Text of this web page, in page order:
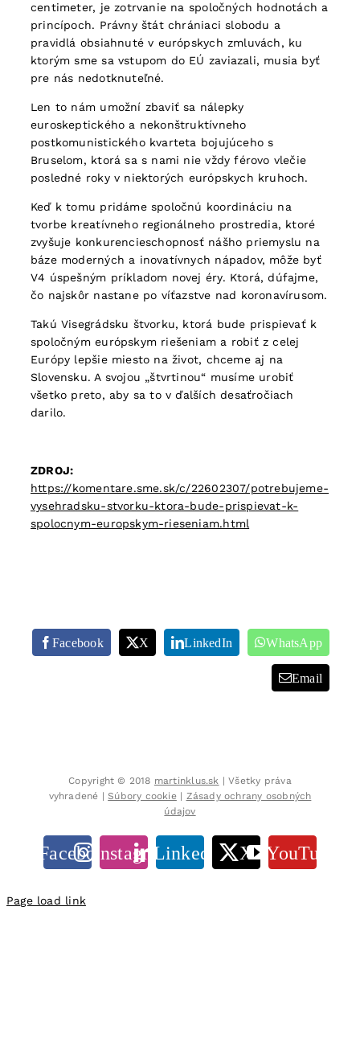
centimeter, je zotrvanie na spoločných hodnotách a
princípoch. Právny štát chrániaci slobodu a
pravidlá obsiahnuté v európskych zmluvách, ku
ktorým sme sa vstupom do EÚ zaviazali, musia byť
pre nás nedotknuteľné.
Len to nám umožní zbaviť sa nálepky
euroskeptického a nekonštruktívneho
postkomunistického kvarteta bojujúceho s
Bruselom, ktorá sa s nami nie vždy férovo vlečie
posledné roky v niektorých európskych kruhoch.
Keď k tomu pridáme spoločnú koordináciu na
tvorbe kreatívneho regionálneho prostredia, ktoré
zvyšuje konkurencieschopnosť nášho priemyslu na
báze moderných a inovatívnych nápadov, môže byť
V4 úspešným príkladom novej éry. Ktorá, dúfajme,
čo najskôr nastane po víťazstve nad koronavírusom.
Takú Visegrádsku štvorku, ktorá bude prispievať k
spoločným európskym riešeniam a robiť z celej
Európy lepšie miesto na život, chceme aj na
Slovensku. A svojou „štvrtinou“ musíme urobiť
všetko preto, aby sa to v ďalších desaťročiach
darilo.
ZDROJ:
https://komentare.sme.sk/c/22602307/potrebujeme-
vysehradsku-stvorku-ktora-bude-prispievat-k-
spolocnym-europskym-rieseniam.html
Facebook X LinkedIn WhatsApp
Email
Copyright © 2018 martinklus.sk | Všetky práva
vyhradené |Súbory cookie| Zásady ochrany osobných
údajov
FacebookInstagramLinkedIn X YouTube
Page load link